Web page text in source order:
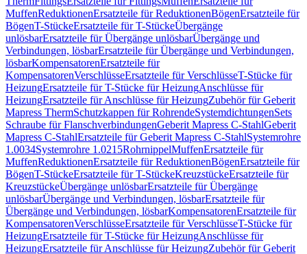
MuffenReduktionenErsatzteile für ReduktionenBögenErsatzteile für
BögenT-StückeErsatzteile für T-StückeÜbergänge
unlösbarErsatzteile für Übergänge unlösbarÜbergänge und
Verbindungen, lösbarErsatzteile für Übergänge und Verbindungen,
lösbarKompensatorenErsatzteile für
KompensatorenVerschlüsseErsatzteile für VerschlüsseT-Stücke für
HeizungErsatzteile für T-Stücke für HeizungAnschlüsse für
HeizungErsatzteile für Anschlüsse für HeizungZubehör für Geberit
Mapress ThermSchutzkappen für RohrendeSystemdichtungenSets
Schraube für FlanschverbindungenGeberit Mapress C-StahlGeberit
Mapress C-StahlErsatzteile für Geberit Mapress C-StahlSystemrohre
1.0034Systemrohre 1.0215RohrnippelMuffenErsatzteile für
MuffenReduktionenErsatzteile für ReduktionenBögenErsatzteile für
BögenT-StückeErsatzteile für T-StückeKreuzstückeErsatzteile für
KreuzstückeÜbergänge unlösbarErsatzteile für Übergänge
unlösbarÜbergänge und Verbindungen, lösbarErsatzteile für
Übergänge und Verbindungen, lösbarKompensatorenErsatzteile für
KompensatorenVerschlüsseErsatzteile für VerschlüsseT-Stücke für
HeizungErsatzteile für T-Stücke für HeizungAnschlüsse für
HeizungErsatzteile für Anschlüsse für HeizungZubehör für Geberit